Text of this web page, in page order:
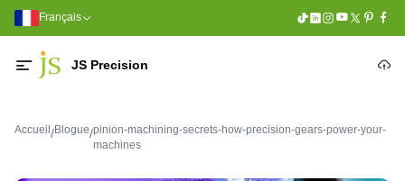
Français
JS Precision
Accueil /Blogue/pinion-machining-secrets-how-precision-gears-power-your-
machines